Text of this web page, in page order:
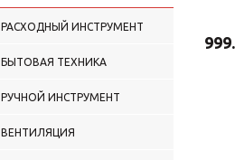
РАСХОДНЫЙ ИНСТРУМЕНТ
БЫТОВАЯ ТЕХНИКА
РУЧНОЙ ИНСТРУМЕНТ
ВЕНТИЛЯЦИЯ